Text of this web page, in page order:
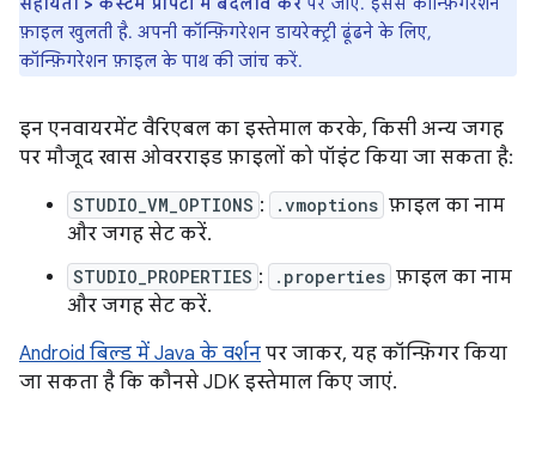
फ़ाइल खुलती है. अपनी कॉन्फ़िगरेशन डायरेक्ट्री ढूंढने के लिए,
कॉन्फ़िगरेशन फ़ाइल के पाथ की जांच करें.
इन एनवायरमेंट वैरिएबल का इस्तेमाल करके, किसी अन्य जगह
पर मौजूद खास ओवरराइड फ़ाइलों को पॉइंट किया जा सकता है:
STUDIO_VM_OPTIONS : .vmoptions फ़ाइल का नाम
और जगह सेट करें.
STUDIO_PROPERTIES : .properties फ़ाइल का नाम
और जगह सेट करें.
Android बिल्ड में Java के वर्शन पर जाकर, यह कॉन्फ़िगर किया
जा सकता है कि कौनसे JDK इस्तेमाल किए जाएं.